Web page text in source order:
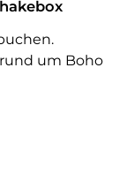
um Boho